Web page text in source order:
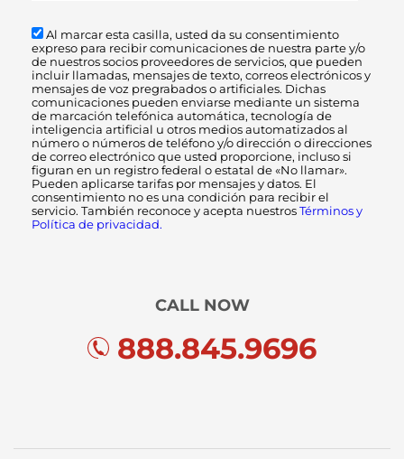
Al marcar esta casilla, usted da su consentimiento
expreso para recibir comunicaciones de nuestra parte y/o
de nuestros socios proveedores de servicios, que pueden
incluir llamadas, mensajes de texto, correos electrónicos y
mensajes de voz pregrabados o artificiales. Dichas
comunicaciones pueden enviarse mediante un sistema
de marcación telefónica automática, tecnología de
inteligencia artificial u otros medios automatizados al
número o números de teléfono y/o dirección o direcciones
de correo electrónico que usted proporcione, incluso si
figuran en un registro federal o estatal de «No llamar».
Pueden aplicarse tarifas por mensajes y datos. El
consentimiento no es una condición para recibir el
servicio. También reconoce y acepta nuestros Términos y
Política de privacidad.
CALL NOW
888.845.9696